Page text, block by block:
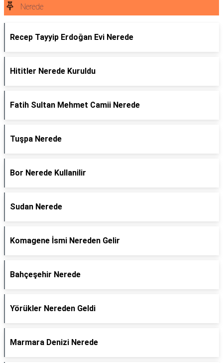
Nerede
Recep Tayyip Erdoğan Evi Nerede
Hititler Nerede Kuruldu
Fatih Sultan Mehmet Camii Nerede
Tuşpa Nerede
Bor Nerede Kullanilir
Sudan Nerede
Komagene İsmi Nereden Gelir
Bahçeşehir Nerede
Yörükler Nereden Geldi
Marmara Denizi Nerede